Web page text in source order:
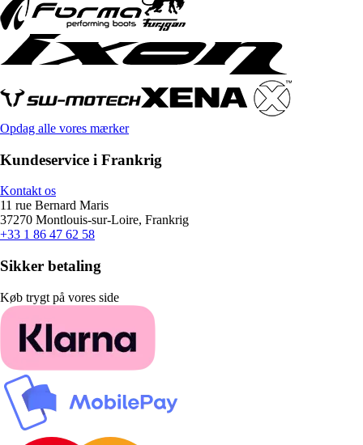
Opdag alle vores mærker
Kundeservice i Frankrig
Kontakt os
11 rue Bernard Maris
37270 Montlouis-sur-Loire, Frankrig
+33 1 86 47 62 58
Sikker betaling
Køb trygt på vores side